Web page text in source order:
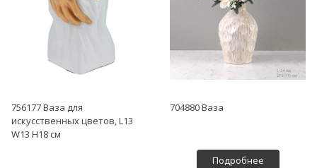
756177 Ваза для
искусственных цветов, L13
W13 H18 см
704880 Ваза
Подробнее